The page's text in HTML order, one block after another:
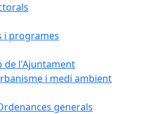
i programes
de l'Ajuntament
i medi ambient
generals